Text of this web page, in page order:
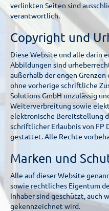
verlinkten Seiten sind
verantwortlich.
Copyright und
Diese Website und alle darin
Abbildungen sind
außerhalb der engen
ohne vorherige schriftliche
Solutions GmbH unzulässig
Weiterverbreitung sowie
elektronische Bereitstellung
schriftlicher Erlaubnis von FP
gestattet. Alle Rechte
Marken und
Alle auf dieser Website
sowie rechtliches Eigentum
Inhaber sind geschützt, auch
gekennzeichnet wird.